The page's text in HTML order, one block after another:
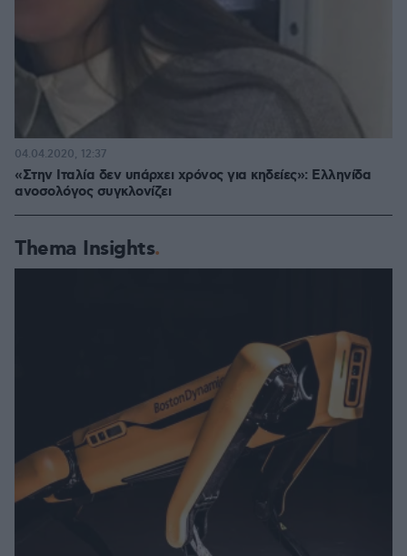
«Στην Ιταλία δεν υπάρχει χρόνος για κηδείες»: Ελληνίδα
ανοσολόγος συγκλονίζει
04.04.2020, 12:37
Thema Insights